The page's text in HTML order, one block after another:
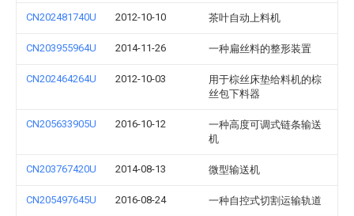
CN202481740U 2012-10-10 茶叶自动上料机
CN203955964U 2014-11-26 一种扁丝料的整形装置
CN202464264U 2012-10-03
用于棕丝床垫给料机的棕
丝包下料器
CN205633905U 2016-10-12
一种高度可调式链条输送
机
CN203767420U 2014-08-13 微型输送机
CN205497645U 2016-08-24 一种自控式切割运输轨道